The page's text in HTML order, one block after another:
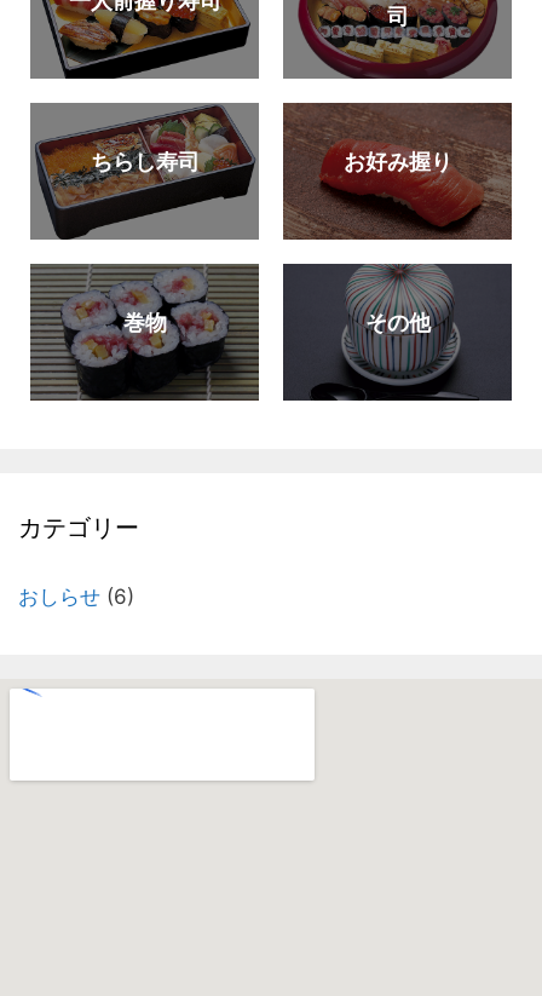
ちらし寿司
巻物
司
お好み握り
その他
カテゴリー
おしらせ (6)